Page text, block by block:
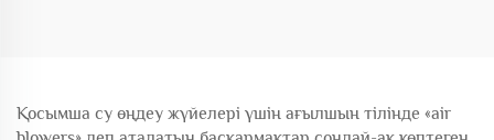
Қосымша су өңдеу жүйелері үшін ағылшын тілінде «air